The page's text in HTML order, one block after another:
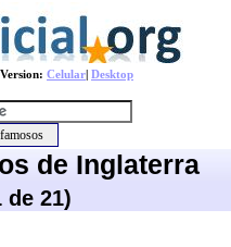
Celular| Desktop
de Inglaterra
de 21)